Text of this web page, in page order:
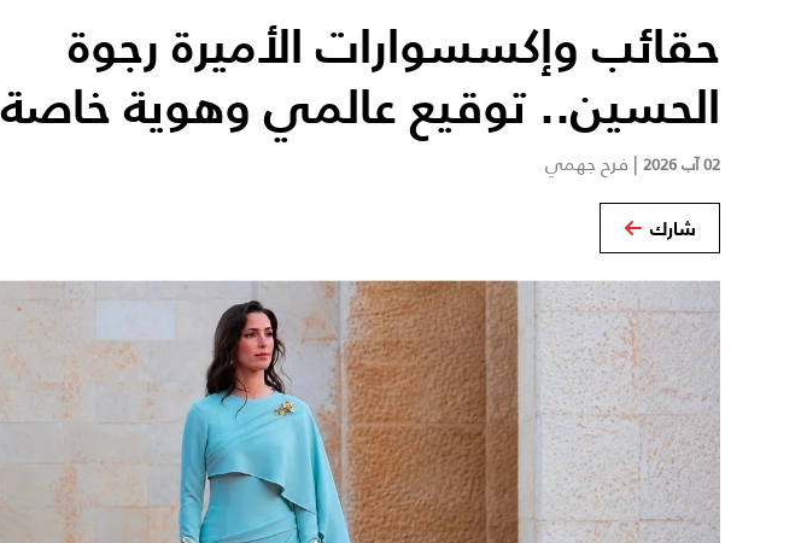
حقائب وإكسسوارات الأميرة رجوة
الحسين.. توقيع عالمي وهوية خاصة
02 آب 2026 | فرح جهمي
شارك